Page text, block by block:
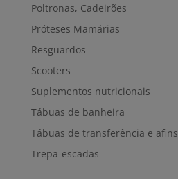
Poltronas, Cadeirões
Próteses Mamárias
Resguardos
Scooters
Suplementos nutricionais
Tábuas de banheira
Tábuas de transferência e afins
Trepa-escadas